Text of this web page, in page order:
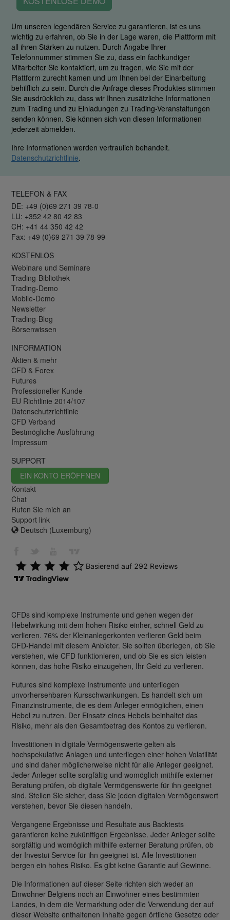
Um unseren legendären Service zu garantieren, ist es uns
wichtig zu erfahren, ob Sie in der Lage waren, die Plattform mit
all ihren Stärken zu nutzen. Durch Angabe Ihrer
Telefonnummer stimmen Sie zu, dass ein fachkundiger
Mitarbeiter Sie kontaktiert, um zu fragen, wie Sie mit der
Plattform zurecht kamen und um Ihnen bei der Einarbeitung
behilflich zu sein. Durch die Anfrage dieses Produktes stimmen
Sie ausdrücklich zu, dass wir Ihnen zusätzliche Informationen
zum Trading und zu Einladungen zu Trading-Veranstaltungen
senden können. Sie können sich von diesen Informationen
jederzeit abmelden.
Ihre Informationen werden vertraulich behandelt.
Datenschutzrichtlinie.
TELEFON & FAX
DE: +49 (0)69 271 39 78-0
LU: +352 42 80 42 83
CH: +41 44 350 42 42
Fax: +49 (0)69 271 39 78-99
KOSTENLOS
Webinare und Seminare
Trading-Bibliothek
Trading-Demo
Mobile-Demo
Newsletter
Trading-Blog
Börsenwissen
INFORMATION
Aktien & mehr
CFD & Forex
Futures
Professioneller Kunde
EU Richtlinie 2014/107
Datenschutzrichtlinie
CFD Verband
Bestmögliche Ausführung
Impressum
SUPPORT
EIN KONTO ERÖFFNEN
Kontakt
Chat
Rufen Sie mich an
Support link
Deutsch (Luxemburg)
CFDs sind komplexe Instrumente und gehen wegen der
Hebelwirkung mit dem hohen Risiko einher, schnell Geld zu
verlieren. 76% der Kleinanlegerkonten verlieren Geld beim
CFD-Handel mit diesem Anbieter. Sie sollten überlegen, ob Sie
verstehen, wie CFD funktionieren, und ob Sie es sich leisten
können, das hohe Risiko einzugehen, Ihr Geld zu verlieren.
Futures sind komplexe Instrumente und unterliegen
unvorhersehbaren Kursschwankungen. Es handelt sich um
Finanzinstrumente, die es dem Anleger ermöglichen, einen
Hebel zu nutzen. Der Einsatz eines Hebels beinhaltet das
Risiko, mehr als den Gesamtbetrag des Kontos zu verlieren.
Investitionen in digitale Vermögenswerte gelten als
hochspekulative Anlagen und unterliegen einer hohen Volatilität
und sind daher möglicherweise nicht für alle Anleger geeignet.
Jeder Anleger sollte sorgfältig und womöglich mithilfe externer
Beratung prüfen, ob digitale Vermögenswerte für ihn geeignet
sind. Stellen Sie sicher, dass Sie jeden digitalen Vermögenswert
verstehen, bevor Sie diesen handeln.
Vergangene Ergebnisse und Resultate aus Backtests
garantieren keine zukünftigen Ergebnisse. Jeder Anleger sollte
sorgfältig und womöglich mithilfe externer Beratung prüfen, ob
der Investui Service für ihn geeignet ist. Alle Investitionen
bergen ein hohes Risiko. Es gibt keine Garantie auf Gewinne.
Die Informationen auf dieser Seite richten sich weder an
Einwohner Belgiens noch an Einwohner eines bestimmten
Landes, in dem die Vermarktung oder die Verwendung der auf
dieser Website enthaltenen Inhalte gegen örtliche Gesetze oder